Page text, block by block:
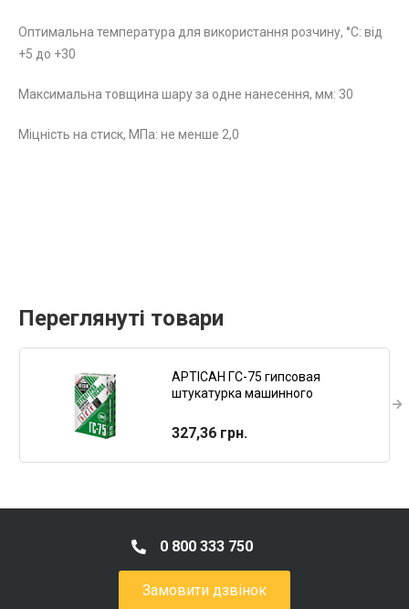
Оптимальна температура для використання розчину, °С: від
+5 до +30
Максимальна товщина шару за одне нанесення, мм: 30
Міцність на стиск, МПа: не менше 2,0
Переглянуті товари
АРТІСАН ГС-75 гипсовая
штукатурка машинного
327,36 грн.
0 800 333 750
Замовити дзвінок